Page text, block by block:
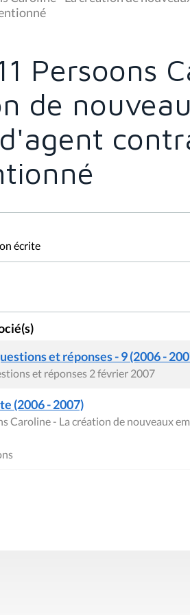
Persoons
de
écrite
et réponses - 9 (2006 -
et réponses 2 février 2007
(2006 - 2007)
Caroline - La création de nouveaux